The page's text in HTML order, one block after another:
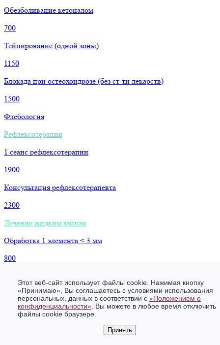
Этот веб-сайт использует файлы cookie. Нажимая кнопку
«Принимаю», Вы соглашаетесь с условиями использования
персональных. данных в соответствии c «Положением о
конфиденциальности» . Вы можете в любое время отключить
файлы cookie браузере.
Принять
Обезболивание кетоналом
700
Тейпирование (одной зоны)
1150
Блокада при остеохондрозе (без ст-ти лекарств)
1500
Флебология
Рефлексотерапия
1 сеанс рефлексотерапии
1900
Консультация рефлексотерапевта
2300
Лечение жидким азотом
Обработка 1 элемента < 3 мм
800
Криотерапия при хроническом фарингите (тяжёлая форма)